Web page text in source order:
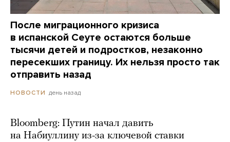
После миграционного кризиса
в испанской Сеуте остаются больше
тысячи детей и подростков, незаконно
пересекших границу. Их нельзя просто так
отправить назад
НОВОСТИ день назад
Bloomberg: Путин начал давить
на Набиуллину из-за ключевой ставки